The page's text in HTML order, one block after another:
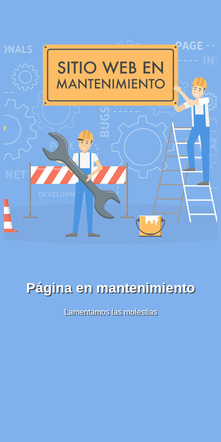
Página en mantenimiento
Lamentamos las molestias